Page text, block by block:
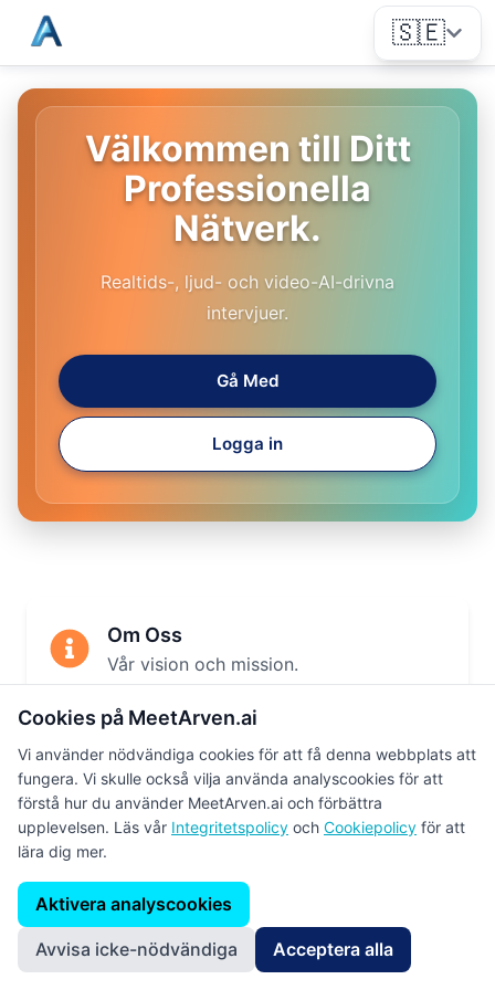
🇸🇪
Välkommen till Ditt
Professionella
Nätverk.
Realtids-, ljud- och video-AI-drivna
intervjuer.
Gå Med
Logga in
Om Oss
Vår vision och mission.
Hur Det Fungerar
Steg-för-steg-förklaring.
Vårt Team
Möt teamet bakom plattformen.
Cookies på MeetArven.ai
Vi använder nödvändiga cookies för att få denna webbplats att
fungera. Vi skulle också vilja använda analyscookies för att
förstå hur du använder MeetArven.ai och förbättra
upplevelsen. Läs vår Integritetspolicy och Cookiepolicy för att
lära dig mer.
Aktivera analyscookies
Avvisa icke-nödvändiga Acceptera alla